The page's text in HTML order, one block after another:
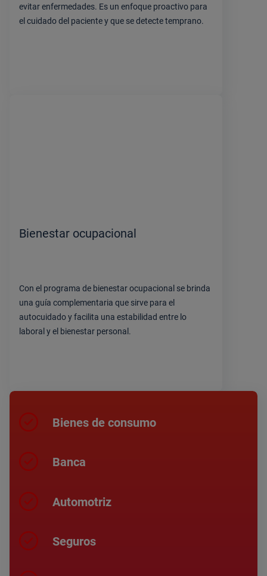
evitar enfermedades. Es un enfoque proactivo para
el cuidado del paciente y que se detecte temprano.
Bienestar ocupacional
Con el programa de bienestar ocupacional se brinda
una guía complementaria que sirve para el
autocuidado y facilita una estabilidad entre lo
laboral y el bienestar personal.
Bienes de consumo
Banca
Automotriz
Seguros